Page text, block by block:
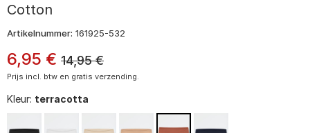
Cotton
Artikelnummer: 161925-532
6,95 € 14,95€
Prijs incl. btw en gratis verzending.
Kleur: terracotta